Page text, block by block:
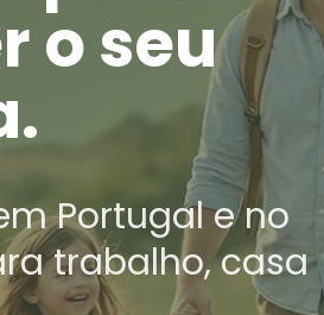
o seu
Portugal e no
trabalho, casa